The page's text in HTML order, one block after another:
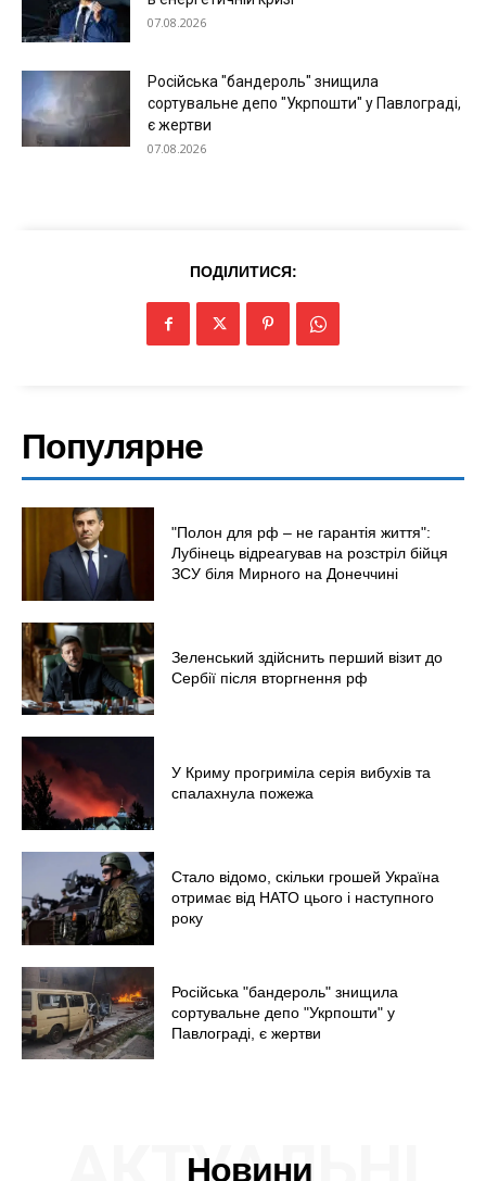
Меню
07.08.2026
Російська "бандероль" знищила
сортувальне депо "Укрпошти" у Павлограді,
є жертви
07.08.2026
ПОДІЛИТИСЯ:
Популярне
"Полон для рф – не гарантія життя":
Лубінець відреагував на розстріл бійця
ЗСУ біля Мирного на Донеччині
Зеленський здійснить перший візит до
Сербії після вторгнення рф
У Криму прогриміла серія вибухів та
спалахнула пожежа
Стало відомо, скільки грошей Україна
отримає від НАТО цього і наступного
року
Російська "бандероль" знищила
сортувальне депо "Укрпошти" у
Павлограді, є жертви
Новини